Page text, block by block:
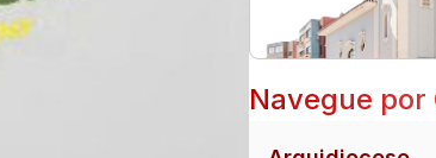
Navegue por